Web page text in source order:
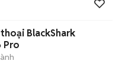
BlackShark
Pro